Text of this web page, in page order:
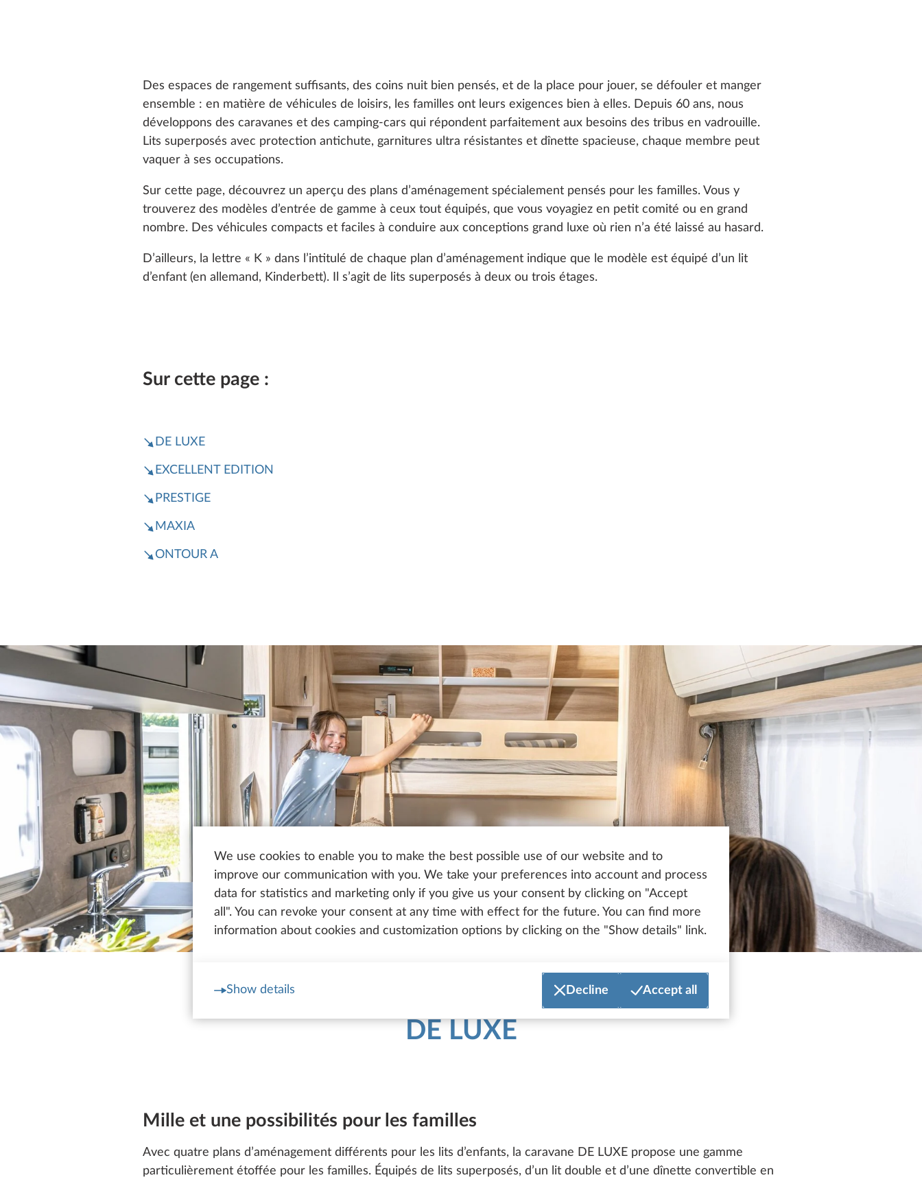
We use cookies to enable you to make the best possible use of our website and to
improve our communication with you. We take your preferences into account and process
data for statistics and marketing only if you give us your consent by clicking on "Accept
all". You can revoke your consent at any time with effect for the future. You can find more
information about cookies and customization options by clicking on the "Show details" link.
Show details Decline Accept all
Des espaces de rangement suffisants, des coins nuit bien pensés, et de la place pour jouer, se défouler et manger
ensemble : en matière de véhicules de loisirs, les familles ont leurs exigences bien à elles. Depuis 60 ans, nous
développons des caravanes et des camping-cars qui répondent parfaitement aux besoins des tribus en vadrouille.
Lits superposés avec protection antichute, garnitures ultra résistantes et dînette spacieuse, chaque membre peut
vaquer à ses occupations.
Sur cette page, découvrez un aperçu des plans d’aménagement spécialement pensés pour les familles. Vous y
trouverez des modèles d’entrée de gamme à ceux tout équipés, que vous voyagiez en petit comité ou en grand
nombre. Des véhicules compacts et faciles à conduire aux conceptions grand luxe où rien n’a été laissé au hasard.
D’ailleurs, la lettre « K » dans l’intitulé de chaque plan d’aménagement indique que le modèle est équipé d’un lit
d’enfant (en allemand, Kinderbett). Il s’agit de lits superposés à deux ou trois étages.
Sur cette page :
DE LUXE
EXCELLENT EDITION
PRESTIGE
MAXIA
ONTOUR A
DE LUXE
Mille et une possibilités pour les familles
Avec quatre plans d’aménagement différents pour les lits d’enfants, la caravane DE LUXE propose une gamme
particulièrement étoffée pour les familles. Équipés de lits superposés, d’un lit double et d’une dînette convertible en